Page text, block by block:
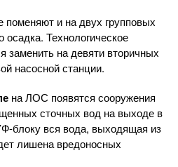
и на двух групповых
Технологическое
заменить на девяти вторичных
насосной станции.
на ЛОС появятся сооружения
сточных вод на выходе в
блоку вся вода, выходящая из
лишена вредоносных